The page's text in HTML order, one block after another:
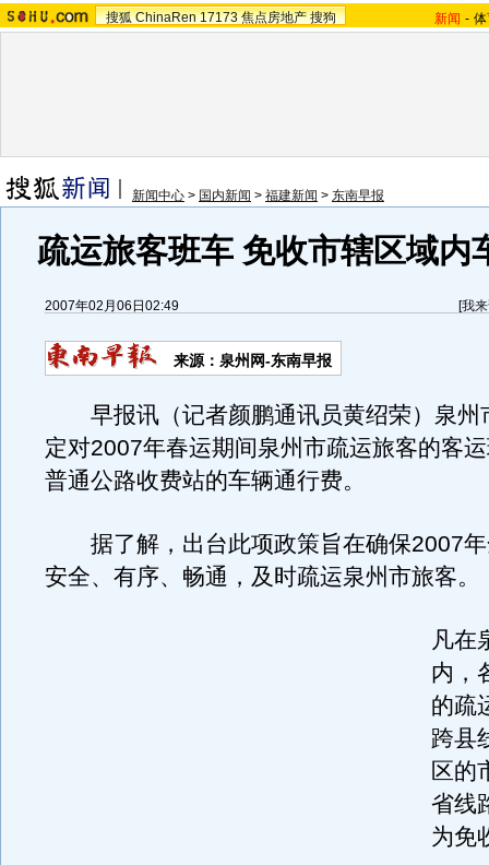
搜狐 ChinaRen 17173 焦点房地产 搜狗 新闻 -
新闻中心 > 国内新闻 > 福建新闻 > 东南早报
疏运旅客班车 免收市辖区域内
2007年02月06日02:49 [我
来源：泉州网-东南早报
早报讯（记者颜鹏通讯员黄绍荣）泉州
定对2007年春运期间泉州市疏运旅客的客
普通公路收费站的车辆通行费。
据了解，出台此项政策旨在确保2007年
安全、有序、畅通，及时疏运泉州市旅客。
凡在
内，
的疏
跨县
区的
省线
为免